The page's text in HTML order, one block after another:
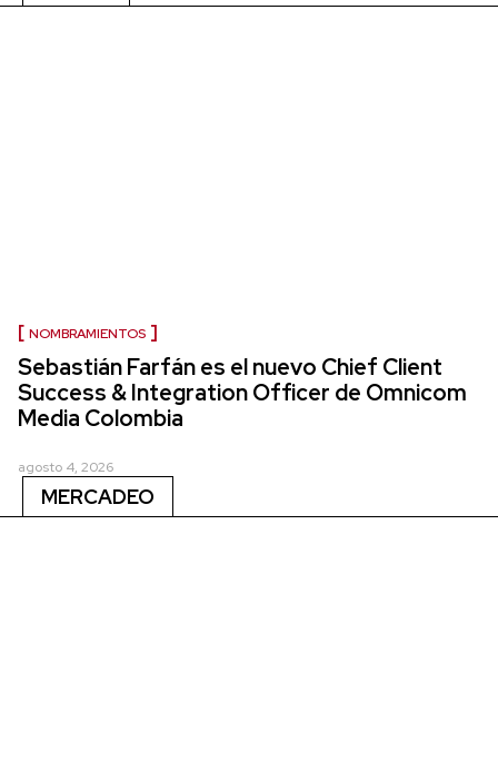
NOMBRAMIENTOS
Sebastián Farfán es el nuevo Chief Client
Success & Integration Officer de Omnicom
Media Colombia
agosto 4, 2026
MERCADEO